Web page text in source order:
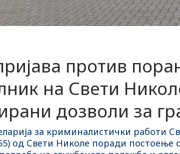
против
на Свети
дозволи за
за криминалистички работи
од Свети Николе поради постоење